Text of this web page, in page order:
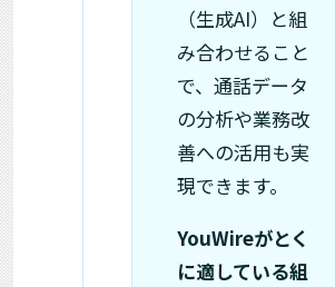
（生成AI）と組
み合わせること
で、通話データ
の分析や業務改
善への活用も実
現できます。
YouWireがとく
に適している組